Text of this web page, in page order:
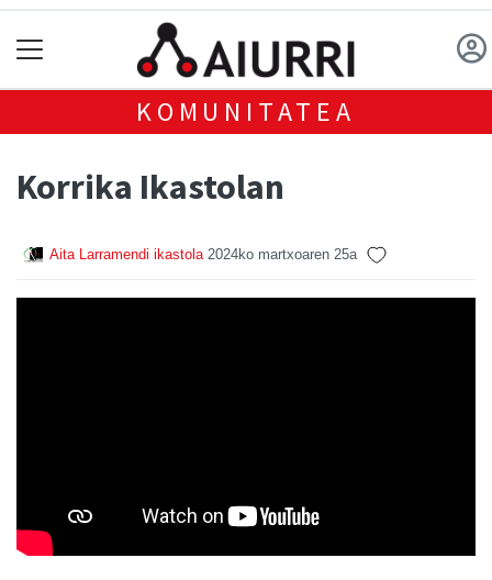
KOMUNITATEA
Korrika Ikastolan
Aita Larramendi ikastola 2024ko martxoaren 25a